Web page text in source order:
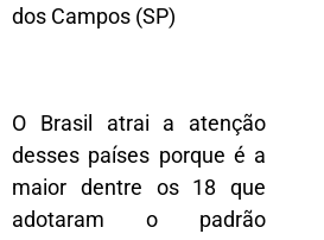
dos Campos (SP)
O Brasil atrai a atenção
desses países porque é a
maior dentre os 18 que
adotaram o padrão